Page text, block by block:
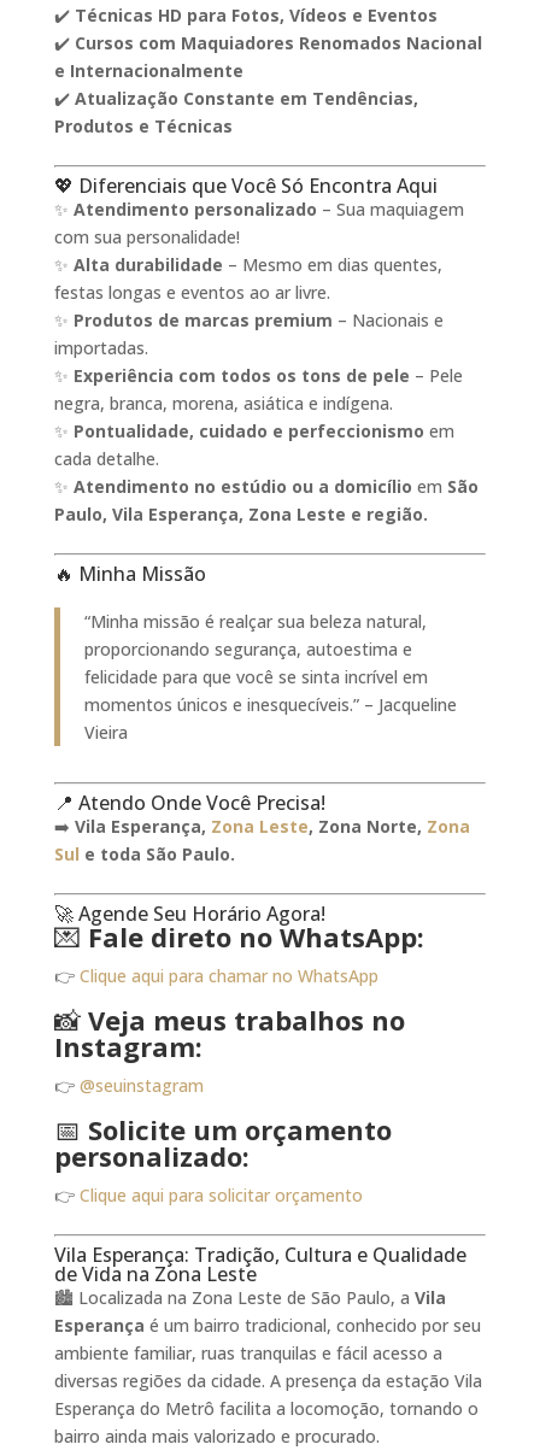
✔️ Técnicas HD para Fotos, Vídeos e Eventos
✔️ Cursos com Maquiadores Renomados Nacional
e Internacionalmente
✔️ Atualização Constante em Tendências,
Produtos e Técnicas
💖 Diferenciais que Você Só Encontra Aqui
✨ Atendimento personalizado – Sua maquiagem
com sua personalidade!
✨ Alta durabilidade – Mesmo em dias quentes,
festas longas e eventos ao ar livre.
✨ Produtos de marcas premium – Nacionais e
importadas.
✨ Experiência com todos os tons de pele – Pele
negra, branca, morena, asiática e indígena.
✨ Pontualidade, cuidado e perfeccionismo em
cada detalhe.
✨ Atendimento no estúdio ou a domicílio em São
Paulo, Vila Esperança, Zona Leste e região.
🔥 Minha Missão
“Minha missão é realçar sua beleza natural,
proporcionando segurança, autoestima e
felicidade para que você se sinta incrível em
momentos únicos e inesquecíveis.” – Jacqueline
Vieira
📍 Atendo Onde Você Precisa!
➡️ Vila Esperança, Zona Leste, Zona Norte, Zona
Sul e toda São Paulo.
🚀 Agende Seu Horário Agora!
💌 Fale direto no WhatsApp:
👉 Clique aqui para chamar no WhatsApp
📸 Veja meus trabalhos no
Instagram:
👉 @seuinstagram
📅 Solicite um orçamento
personalizado:
👉 Clique aqui para solicitar orçamento
Vila Esperança: Tradição, Cultura e Qualidade
de Vida na Zona Leste
🏙️ Localizada na Zona Leste de São Paulo, a Vila
Esperança é um bairro tradicional, conhecido por seu
ambiente familiar, ruas tranquilas e fácil acesso a
diversas regiões da cidade. A presença da estação Vila
Esperança do Metrô facilita a locomoção, tornando o
bairro ainda mais valorizado e procurado.